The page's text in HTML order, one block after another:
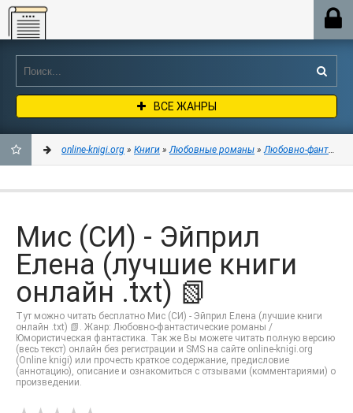
Online-knigi.org
ВСЕ ЖАНРЫ
ЗАКЛАДКИ
online-knigi.org » Книги »Любовные романы »Любовно-
Мис (СИ) - Эйприл
Елена (лучшие книги
онлайн .txt) 📗
Тут можно читать бесплатно Мис (СИ) - Эйприл Елена (лучшие книги
онлайн .txt) 📗. Жанр: Любовно-фантастические романы /
Юмористическая фантастика. Так же Вы можете читать полную версию
(весь текст) онлайн без регистрации и SMS на сайте online-knigi.org
(Online knigi) или прочесть краткое содержание, предисловие
(аннотацию), описание и ознакомиться с отзывами (комментариями) о
произведении.